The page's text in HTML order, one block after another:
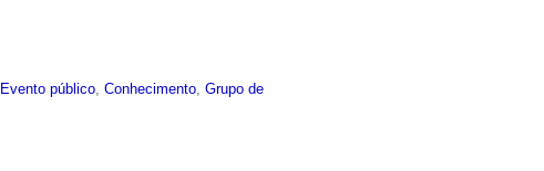
Evento público ,Conhecimento ,Grupo de